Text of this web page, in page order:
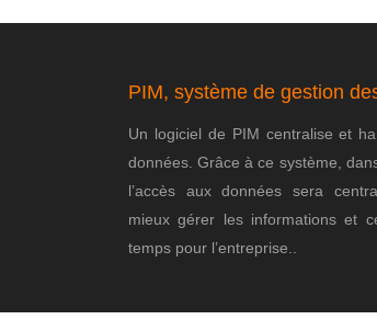
PIM, système de gestion
Un logiciel de PIM centralise et
données. Grâce à ce système,
l’accès aux données sera
mieux gérer les informations et
temps pour l’entreprise..